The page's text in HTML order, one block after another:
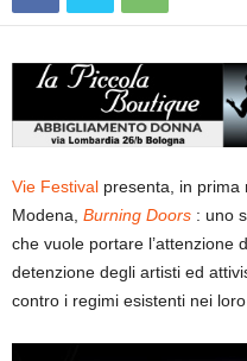
Vie Festival presenta, in prima
Modena, Burning Doors : uno
che vuole portare l’attenzione
detenzione degli artisti ed
contro i regimi esistenti nei loro